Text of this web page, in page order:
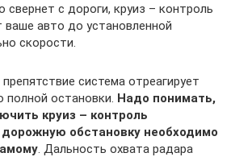
свернет с дороги, круиз – контроль
ваше авто до установленной
скорости.
система отреагирует
остановки. Надо понимать,
круиз – контроль
обстановку необходимо
. Дальность охвата радара